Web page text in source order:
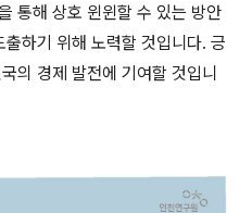
통해 상호 윈윈할 수 있는 방안
하기 위해 노력할 것입니다. 긍
의 경제 발전에 기여할 것입니